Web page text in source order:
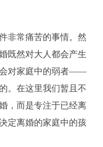
非常痛苦的事情。然
既然对大人都会产生
对家庭中的弱者——
。在这里我们暂且不
，而是专注于已经离
定离婚的家庭中的孩